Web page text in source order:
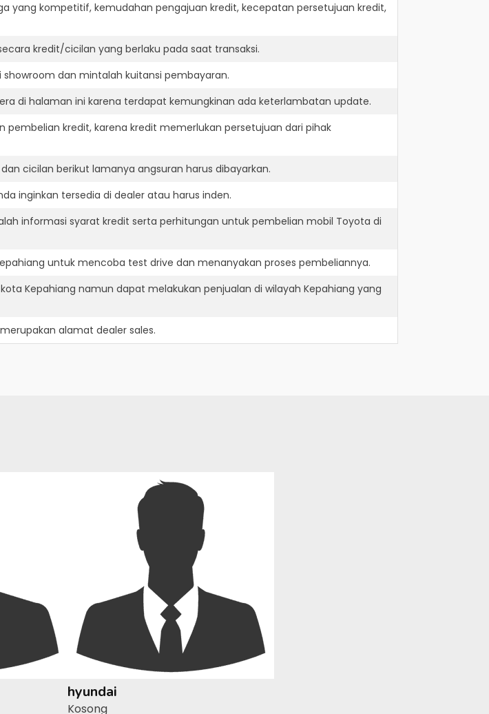
yang kompetitif, kemudahan pengajuan kredit, kecepatan persetujuan kredit,
kredit/cicilan yang berlaku pada saat transaksi.
dan mintalah kuitansi pembayaran.
di halaman ini karena terdapat kemungkinan ada keterlambatan update.
kredit, karena kredit memerlukan persetujuan dari pihak
cicilan berikut lamanya angsuran harus dibayarkan.
inginkan tersedia di dealer atau harus inden.
informasi syarat kredit serta perhitungan untuk pembelian mobil Toyota di
untuk mencoba test drive dan menanyakan proses pembeliannya.
Kepahiang namun dapat melakukan penjualan di wilayah Kepahiang yang
alamat dealer sales.
hyundai
Kosong